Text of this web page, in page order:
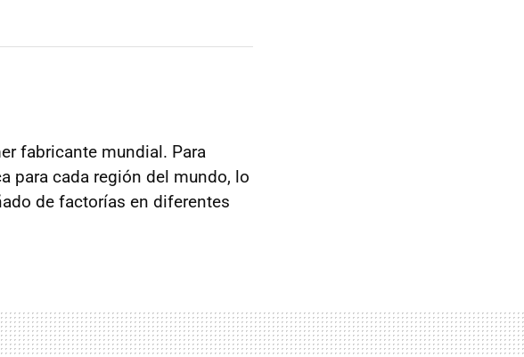
fabricante mundial. Para
para cada región del mundo, lo
de factorías en diferentes